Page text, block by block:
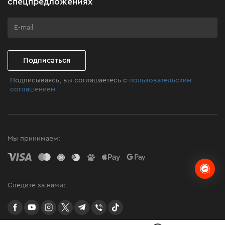
Программа лояльности
Подписаться
Подписываясь, вы соглашаетесь с пользовательским
соглашением
Мы принимаем:
Следите за нами:
facebookyoutubeinstagramtwittertelegram
Viber TikTok